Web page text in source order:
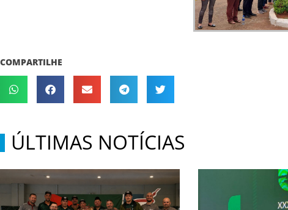
COMPARTILHE
ÚLTIMAS NOTÍCIAS